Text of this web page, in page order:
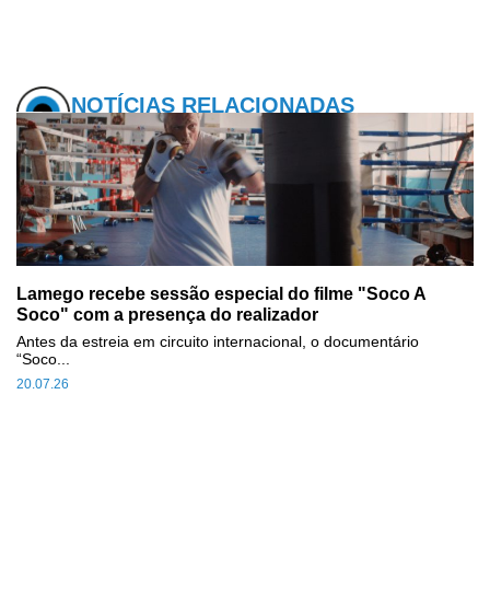
NOTÍCIAS RELACIONADAS
Lamego recebe sessão especial do filme "Soco A
Soco" com a presença do realizador
20.07.26
Antes da estreia em circuito internacional, o documentário
“Soco...